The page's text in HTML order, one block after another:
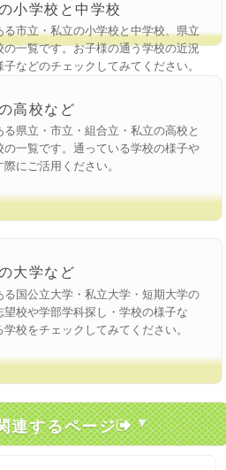
小学校と中学校
る市立・私立の小学校と中学校、県立
の一覧です。お子様の通う学校の近況
などのチェックしてみてください。
高校など
る県立・市立・組合立・私立の高校と
の一覧です。通っている学校の様子や
にご活用ください。
大学など
る国公立大学・私立大学・短期大学の
望校や学部学科探し・学校の様子な
学校をチェックしてみてください。
連するページ